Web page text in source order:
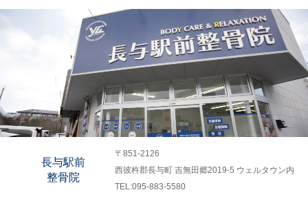
長与駅前
整骨院
〒851-2126
西彼杵郡長与町 吉無田郷2019-5 ウェルタウン内
TEL:095-883-5580